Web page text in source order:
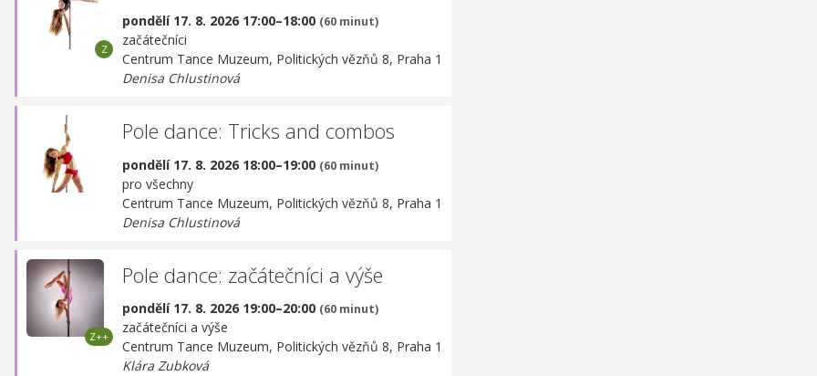
pondělí 17. 8. 2026 17:00–18:00 (60 minut)
začátečníci
Centrum Tance Muzeum, Politických vězňů 8, Praha 1
Denisa Chlustinová
Pole dance: Tricks and combos
pondělí 17. 8. 2026 18:00–19:00 (60 minut)
pro všechny
Centrum Tance Muzeum, Politických vězňů 8, Praha 1
Denisa Chlustinová
Pole dance: začátečníci a výše
pondělí 17. 8. 2026 19:00–20:00 (60 minut)
začátečníci a výše
Centrum Tance Muzeum, Politických vězňů 8, Praha 1
Klára Zubková